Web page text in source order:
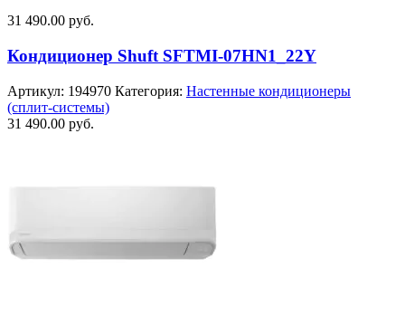
31 490.00 руб.
Кондиционер Shuft SFTMI-07HN1_22Y
Артикул: 194970 Категория: Настенные кондиционеры
(сплит-системы)
31 490.00 руб.